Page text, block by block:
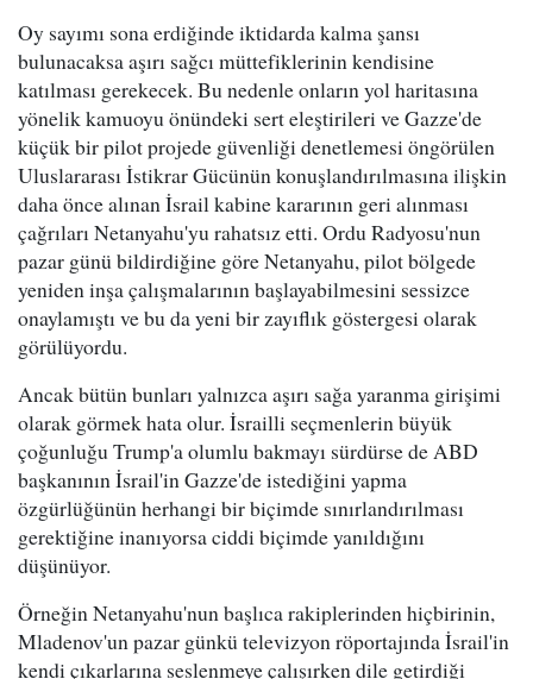
Oy sayımı sona erdiğinde iktidarda kalma şansı
bulunacaksa aşırı sağcı müttefiklerinin kendisine
katılması gerekecek. Bu nedenle onların yol haritasına
yönelik kamuoyu önündeki sert eleştirileri ve Gazze'de
küçük bir pilot projede güvenliği denetlemesi öngörülen
Uluslararası İstikrar Gücünün konuşlandırılmasına ilişkin
daha önce alınan İsrail kabine kararının geri alınması
çağrıları Netanyahu'yu rahatsız etti. Ordu Radyosu'nun
pazar günü bildirdiğine göre Netanyahu, pilot bölgede
yeniden inşa çalışmalarının başlayabilmesini sessizce
onaylamıştı ve bu da yeni bir zayıflık göstergesi olarak
görülüyordu.
Ancak bütün bunları yalnızca aşırı sağa yaranma girişimi
olarak görmek hata olur. İsrailli seçmenlerin büyük
çoğunluğu Trump'a olumlu bakmayı sürdürse de ABD
başkanının İsrail'in Gazze'de istediğini yapma
özgürlüğünün herhangi bir biçimde sınırlandırılması
gerektiğine inanıyorsa ciddi biçimde yanıldığını
düşünüyor.
Örneğin Netanyahu'nun başlıca rakiplerinden hiçbirinin,
Mladenov'un pazar günkü televizyon röportajında İsrail'in
kendi çıkarlarına seslenmeye çalışırken dile getirdiği